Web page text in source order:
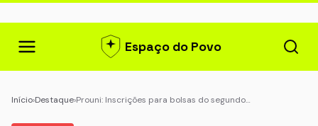
Espaço do Povo
Início›Destaque›Prouni: Inscrições para bolsas do segundo…